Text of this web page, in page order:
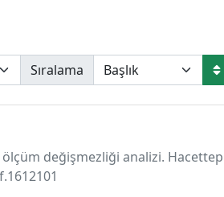
Sıralama
ölçüm değişmezliği analizi.